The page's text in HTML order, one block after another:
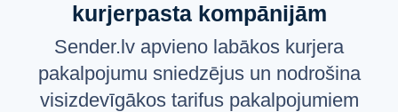
kurjerpasta kompānijām
Sender.lv apvieno labākos kurjera
pakalpojumu sniedzējus un nodrošina
visizdevīgākos tarifus pakalpojumiem